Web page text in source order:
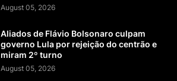
August 05, 2026
Aliados de Flávio Bolsonaro culpam
governo Lula por rejeição do centrão e
miram 2º turno
August 05, 2026